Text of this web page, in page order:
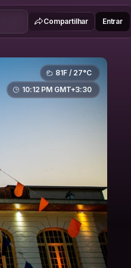
Compartilhar Entrar
81F / 27°C
10:12 PM GMT+3:30